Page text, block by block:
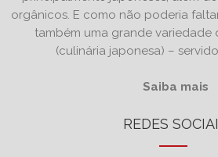
orgânicos. E como não poderia
também uma grande variedade
(culinária japonesa) –
Saiba mais
REDES